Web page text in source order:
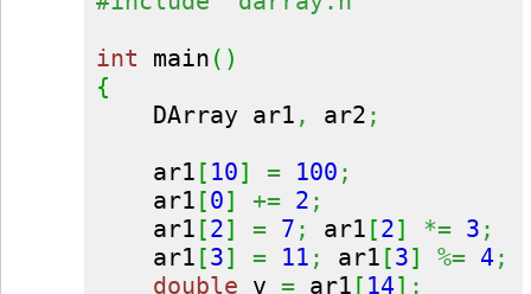
int main ( )
{
DArray ar1 , ar2 ;
ar1 [ 10] = 100 ;
ar1 [0] += 2 ;
ar1 [2] = 7 ; ar1 [2] *= 3 ;
ar1 [3] = 11 ; ar1 [3] %= 4 ;
double v = ar1 [ 14] ;